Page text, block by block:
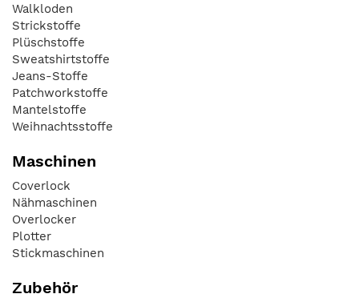
Walkloden
Strickstoffe
Plüschstoffe
Sweatshirtstoffe
Jeans-Stoffe
Patchworkstoffe
Mantelstoffe
Weihnachtsstoffe
Maschinen
Coverlock
Nähmaschinen
Overlocker
Plotter
Stickmaschinen
Zubehör